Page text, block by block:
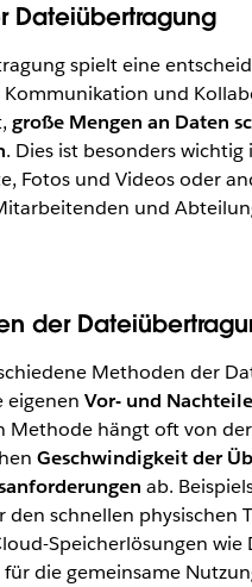
Dateiübertragung
spielt eine
und
große Mengen an Daten
. Dies ist besonders
Fotos und Videos oder
und
der
Methoden der
eigenen Vor- und Nachteile
Methode hängt oft von der
Geschwindigkeit der
ab.
den schnellen physischen
Speicherlösungen
für die gemeinsame